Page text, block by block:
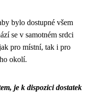
bylo dostupné všem
se v samotném srdci
pro místní, tak i pro
okolí.
je k dispozici dostatek